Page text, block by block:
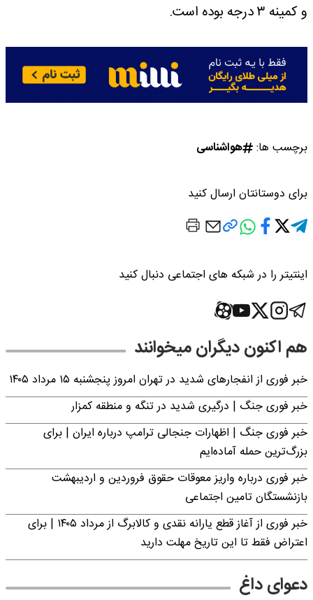
و کمینه ۳ درجه بوده است.
برچسب ها: هواشناسی
برای دوستانتان ارسال کنید
اینتیتر را در شبکه های اجتماعی دنبال کنید
هم اکنون دیگران میخوانند
خبر فوری از انفجارهای شدید در تهران امروز پنجشنبه ۱۵ مرداد ۱۴۰۵
خبر فوری جنگ | درگیری شدید در تنگه و منطقه کمزار
خبر فوری جنگ | اظهارات جنجالی ترامپ درباره ایران | برای
بزرگ‌ترین حمله آماده‌ایم
خبر فوری درباره واریز معوقات حقوق فروردین و اردیبهشت
بازنشستگان تامین اجتماعی
خبر فوری از آغاز قطع یارانه نقدی و کالابرگ از مرداد ۱۴۰۵ | برای
اعتراض فقط تا این تاریخ مهلت دارید
دعوای داغ